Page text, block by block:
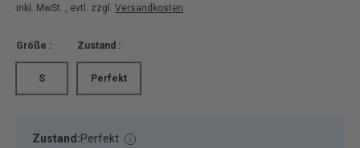
inkl. MwSt. , evtl. zzgl. Versandkosten
Größe :
S
Zustand :
Perfekt
Zustand:Perfekt